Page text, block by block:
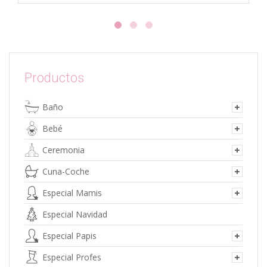
opciones
se
elegir
en
la
página
de
producto
Productos
Baño
Bebé
Ceremonia
Cuna-Coche
Especial Mamis
Especial Navidad
Especial Papis
Especial Profes